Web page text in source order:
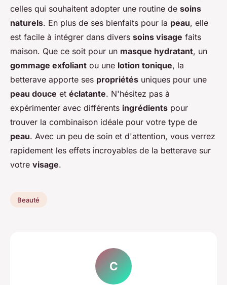
celles qui souhaitent adopter une routine de soins
naturels. En plus de ses bienfaits pour la peau, elle
est facile à intégrer dans divers soins visage faits
maison. Que ce soit pour un masque hydratant, un
gommage exfoliant ou une lotion tonique, la
betterave apporte ses propriétés uniques pour une
peau douce et éclatante. N'hésitez pas à
expérimenter avec différents ingrédients pour
trouver la combinaison idéale pour votre type de
peau. Avec un peu de soin et d'attention, vous verrez
rapidement les effets incroyables de la betterave sur
votre visage.
Beauté
C